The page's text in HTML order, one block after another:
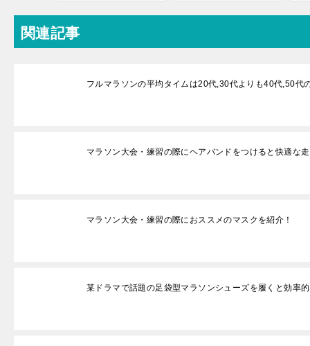
関連記事
フルマラソンの平均タイムは20代,30代よりも40代,50代
マラソン大会・練習の際にヘアバンドをつけると快適な
マラソン大会・練習の際におススメのマスクを紹介！
某ドラマで話題の足袋型マラソンシューズを履くと効率